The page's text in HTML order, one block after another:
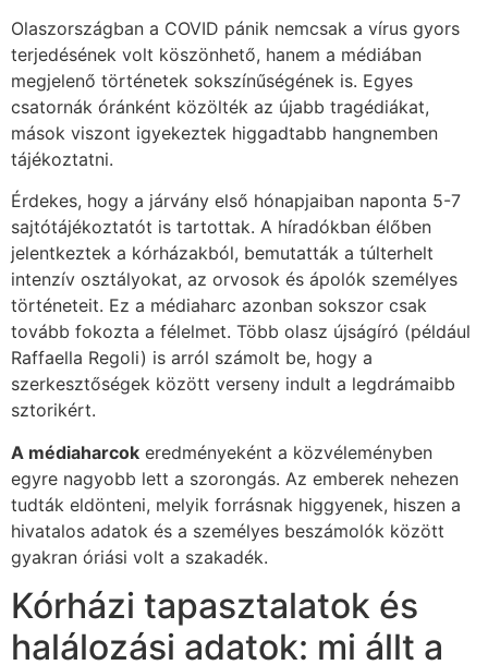
Olaszországban a COVID pánik nemcsak a vírus gyors
terjedésének volt köszönhető, hanem a médiában
megjelenő történetek sokszínűségének is. Egyes
csatornák óránként közölték az újabb tragédiákat,
mások viszont igyekeztek higgadtabb hangnemben
tájékoztatni.
Érdekes, hogy a járvány első hónapjaiban naponta 5-7
sajtótájékoztatót is tartottak. A híradókban élőben
jelentkeztek a kórházakból, bemutatták a túlterhelt
intenzív osztályokat, az orvosok és ápolók személyes
történeteit. Ez a médiaharc azonban sokszor csak
tovább fokozta a félelmet. Több olasz újságíró (például
Raffaella Regoli) is arról számolt be, hogy a
szerkesztőségek között verseny indult a legdrámaibb
sztorikért.
A médiaharcok eredményeként a közvéleményben
egyre nagyobb lett a szorongás. Az emberek nehezen
tudták eldönteni, melyik forrásnak higgyenek, hiszen a
hivatalos adatok és a személyes beszámolók között
gyakran óriási volt a szakadék.
Kórházi tapasztalatok és
halálozási adatok: mi állt a